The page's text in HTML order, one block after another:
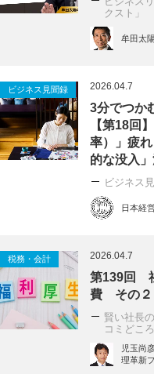
クスト」
牟田太
ビジネス見聞録 2026.04.7
3分でつか
【第18回
率）」疲
的な没入
ビジネス
日本経
税務・会計 2026.04.7
第139回
費 その２
賢い社長
コミどころ
児玉尚
理革新